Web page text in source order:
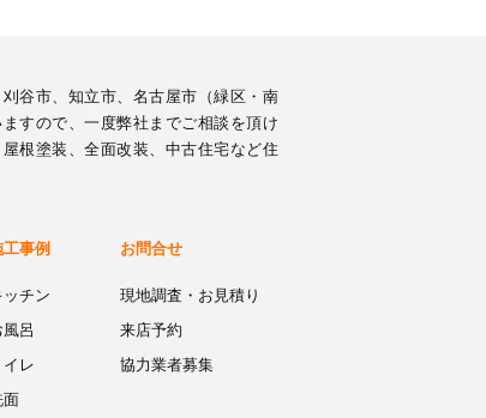
谷市、知立市、名古屋市（緑区・南
すので、一度弊社までご相談を頂け
根塗装、全面改装、中古住宅など住
工事例
ッチン
風呂
イレ
面
お問合せ
現地調査・お見積り
来店予約
協力業者募集